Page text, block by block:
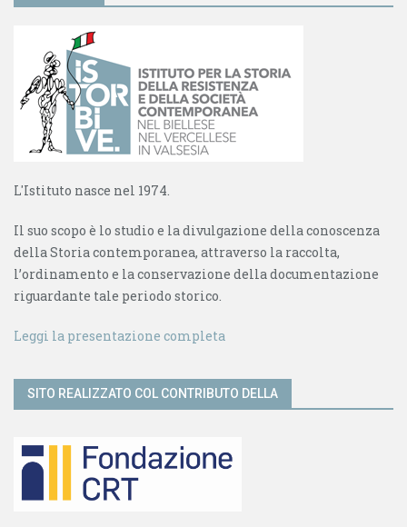
L'Istituto nasce nel 1974.
Il suo scopo è lo studio e la divulgazione della conoscenza
della Storia contemporanea, attraverso la raccolta,
l’ordinamento e la conservazione della documentazione
riguardante tale periodo storico.
Leggi la presentazione completa
SITO REALIZZATO COL CONTRIBUTO DELLA